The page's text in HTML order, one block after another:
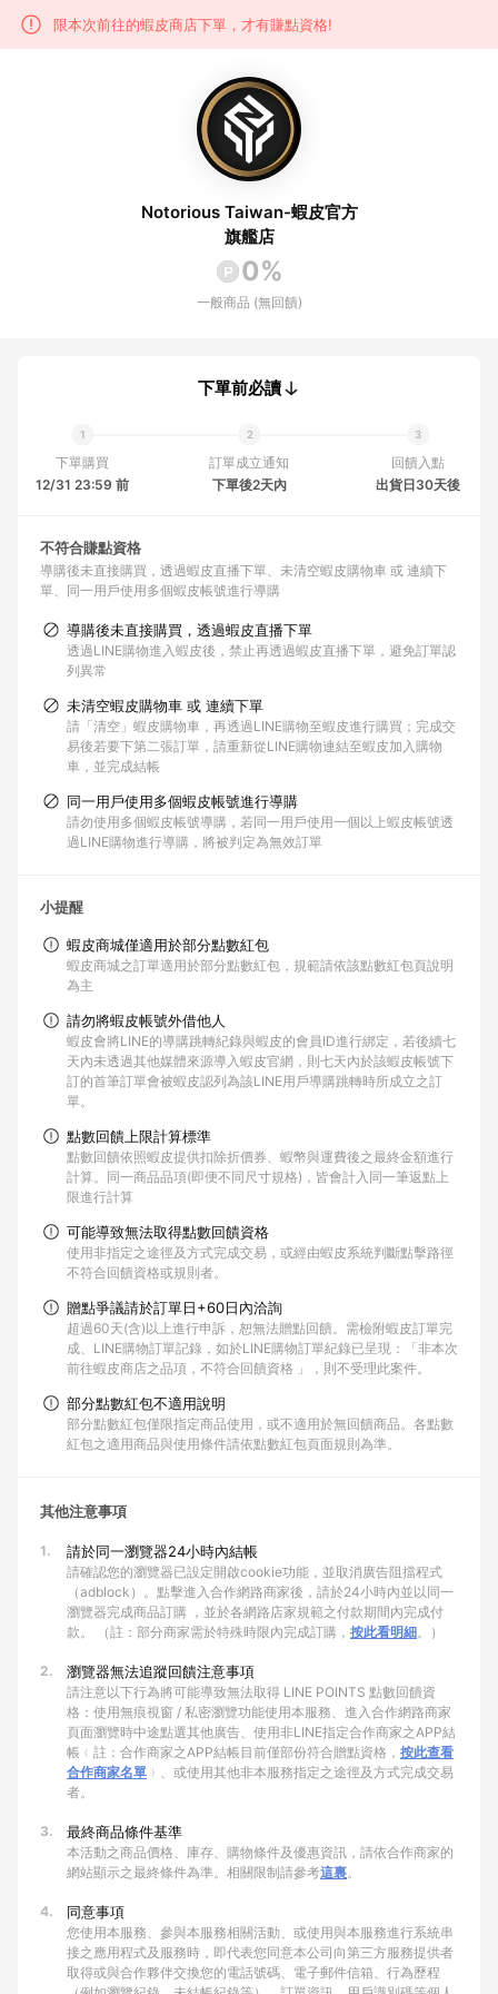
限本次前往的蝦皮商店下單，才有賺點資格!
Notorious Taiwan-蝦皮官方
旗艦店
0%
一般商品 (無回饋)
下單前必讀
下單購買
12/31 23:59 前
訂單成立通知
下單後2天內
回饋入點
出貨日30天後
不符合賺點資格
導購後未直接購買，透過蝦皮直播下單
未清空蝦皮購物車 或 連續下
單
同一用戶使用多個蝦皮帳號進行導購
導購後未直接購買，透過蝦皮直播下單
透過LINE購物進入蝦皮後，禁止再透過蝦皮直播下單，避免訂單認
列異常
未清空蝦皮購物車 或 連續下單
請「清空」蝦皮購物車，再透過LINE購物至蝦皮進行購買；完成交
易後若要下第二張訂單，請重新從LINE購物連結至蝦皮加入購物
車，並完成結帳
同一用戶使用多個蝦皮帳號進行導購
請勿使用多個蝦皮帳號導購，若同一用戶使用一個以上蝦皮帳號透
過LINE購物進行導購，將被判定為無效訂單
小提醒
蝦皮商城僅適用於部分點數紅包
蝦皮商城之訂單適用於部分點數紅包，規範請依該點數紅包頁說明
為主
請勿將蝦皮帳號外借他人
蝦皮會將LINE的導購跳轉紀錄與蝦皮的會員ID進行綁定，若後續七
天內未透過其他媒體來源導入蝦皮官網，則七天內於該蝦皮帳號下
訂的首筆訂單會被蝦皮認列為該LINE用戶導購跳轉時所成立之訂
單。
點數回饋上限計算標準
點數回饋依照蝦皮提供扣除折價券、蝦幣與運費後之最終金額進行
計算。同一商品品項(即便不同尺寸規格)，皆會計入同一筆返點上
限進行計算
可能導致無法取得點數回饋資格
使用非指定之途徑及方式完成交易，或經由蝦皮系統判斷點擊路徑
不符合回饋資格或規則者。
贈點爭議請於訂單日+60日內洽詢
超過60天(含)以上進行申訴，恕無法贈點回饋。需檢附蝦皮訂單完
成、LINE購物訂單記錄，如於LINE購物訂單紀錄已呈現：「非本次
前往蝦皮商店之品項，不符合回饋資格 」，則不受理此案件。
部分點數紅包不適用說明
部分點數紅包僅限指定商品使用，或不適用於無回饋商品。各點數
紅包之適用商品與使用條件請依點數紅包頁面規則為準。
其他注意事項
1. 請於同一瀏覽器24小時內結帳
請確認您的瀏覽器已設定開啟cookie功能，並取消廣告阻擋程式
（adblock）。點擊進入合作網路商家後，請於24小時內並以同一
瀏覽器完成商品訂購 ，並於各網路店家規範之付款期間內完成付
款。 （註：部分商家需於特殊時限內完成訂購， 按此看明細。）
2. 瀏覽器無法追蹤回饋注意事項
請注意以下行為將可能導致無法取得 LINE POINTS 點數回饋資
格：使用無痕視窗 / 私密瀏覽功能使用本服務、進入合作網路商家
頁面瀏覽時中途點選其他廣告、使用非LINE指定合作商家之APP結
帳﹙註：合作商家之APP結帳目前僅部份符合贈點資格， 按此查看
合作商家名單 ﹚、或使用其他非本服務指定之途徑及方式完成交易
者。
3. 最終商品條件基準
本活動之商品價格、庫存、購物條件及優惠資訊，請依合作商家的
網站顯示之最終條件為準。相關限制請參考這裏。
4. 同意事項
您使用本服務、參與本服務相關活動、或使用與本服務進行系統串
接之應用程式及服務時，即代表您同意本公司向第三方服務提供者
取得或與合作夥伴交換您的電話號碼、電子郵件信箱、行為歷程